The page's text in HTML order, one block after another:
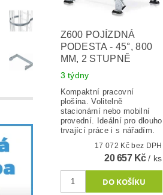
Z600 POJÍZDNÁ
PODESTA - 45°, 800
MM, 2 STUPNĚ
3 týdny
Kompaktní pracovní
plošina. Volitelně
stacionární nebo mobilní
provední. Ideální pro dlouho
trvající práce i s nářadím.
17 072 Kč bez DPH
20 657 Kč/ ks